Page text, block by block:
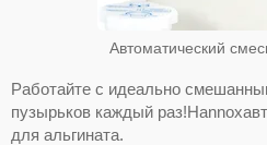
Автоматический
Работайте с идеально
пузырьков каждый
для альгината.